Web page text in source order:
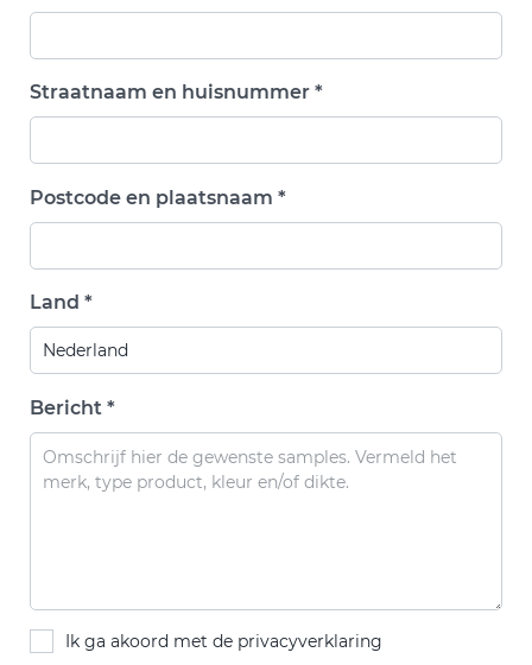
Straatnaam en huisnummer *
Postcode en plaatsnaam *
Land *
Bericht *
Ik ga akoord met de privacyverklaring